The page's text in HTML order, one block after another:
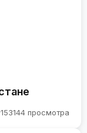
153144 просмотра